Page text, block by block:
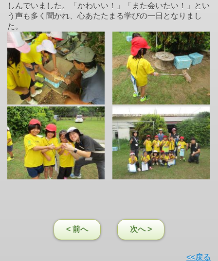
しんでいました。「かわいい！」「また会いたい！」とい
う声も多く聞かれ、心あたたまる学びの一日となりまし
た。
< 前へ 次へ >
<<戻る